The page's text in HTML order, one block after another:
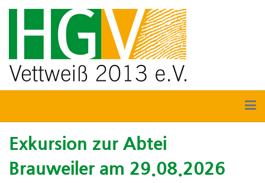
Exkursion zur Abtei
Brauweiler am 29.08.2026